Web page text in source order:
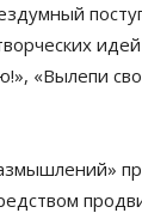
«Вылепи